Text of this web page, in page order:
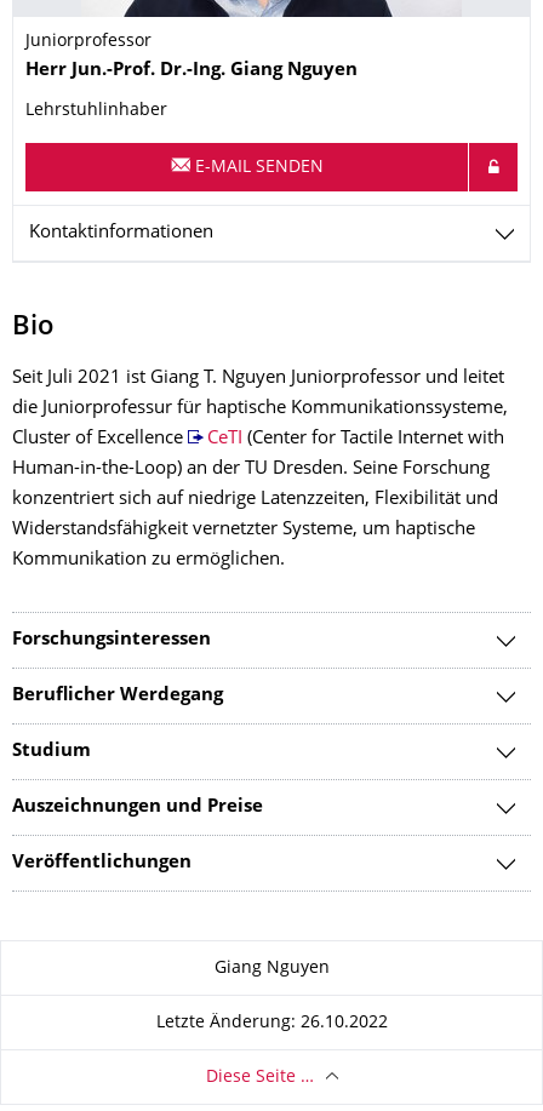
Juniorprofessor
Name
Herr Jun.-Prof. Dr.-Ing. Giang Nguyen
Lehrstuhlinhaber
E-MAIL SENDEN
Kontaktinformationen
Bio
Seit Juli 2021 ist Giang T. Nguyen Juniorprofessor und leitet
die Juniorprofessur für haptische Kommunikationssysteme,
Cluster of Excellence
CeTI (Center for Tactile Internet with
Human-in-the-Loop) an der TU Dresden. Seine Forschung
konzentriert sich auf niedrige Latenzzeiten, Flexibilität und
Widerstandsfähigkeit vernetzter Systeme, um haptische
Kommunikation zu ermöglichen.
Forschungsinteressen
Beruflicher Werdegang
Studium
Auszeichnungen und Preise
Veröffentlichungen
Giang Nguyen
Letzte Änderung: 26.10.2022
Diese Seite …